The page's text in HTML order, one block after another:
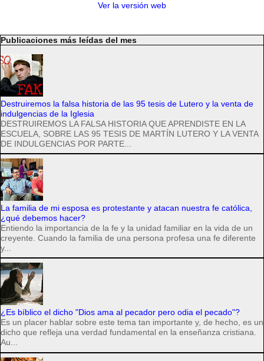
Ver la versión web
Publicaciones más leídas del mes
Destruiremos la falsa historia de las 95 tesis de Lutero y la venta de
indulgencias de la Iglesia
DESTRUIREMOS LA FALSA HISTORIA QUE APRENDISTE EN LA
ESCUELA, SOBRE LAS 95 TESIS DE MARTÍN LUTERO Y LA VENTA
DE INDULGENCIAS POR PARTE...
La familia de mi esposa es protestante y atacan nuestra fe católica,
¿qué debemos hacer?
Entiendo la importancia de la fe y la unidad familiar en la vida de un
creyente. Cuando la familia de una persona profesa una fe diferente
y...
¿Es bíblico el dicho "Dios ama al pecador pero odia el pecado"?
Es un placer hablar sobre este tema tan importante y, de hecho, es un
dicho que refleja una verdad fundamental en la enseñanza cristiana.
Au...